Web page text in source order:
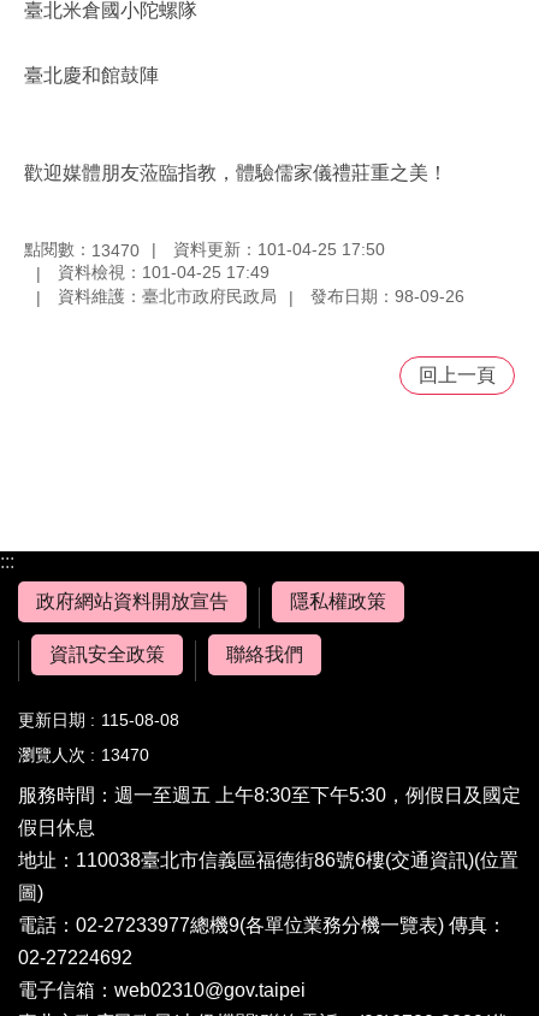
臺北米倉國小陀螺隊
臺北慶和館鼓陣
歡迎媒體朋友蒞臨指教，體驗儒家儀禮莊重之美！
點閱數： 13470
資料更新：101-04-25 17:50
資料檢視：101-04-25 17:49
資料維護：臺北市政府民政局
發布日期：98-09-26
回上一頁
:::
政府網站資料開放宣告
隱私權政策
資訊安全政策 聯絡我們
更新日期
115-08-08
瀏覽人次
13470
服務時間：週一至週五 上午8:30至下午5:30，例假日及國定
假日休息
地址：110038臺北市信義區福德街86號6樓(交通資訊)(位置
圖)
電話：02-27233977總機9(各單位業務分機一覽表) 傳真：
02-27224692
電子信箱： web02310@gov.taipei